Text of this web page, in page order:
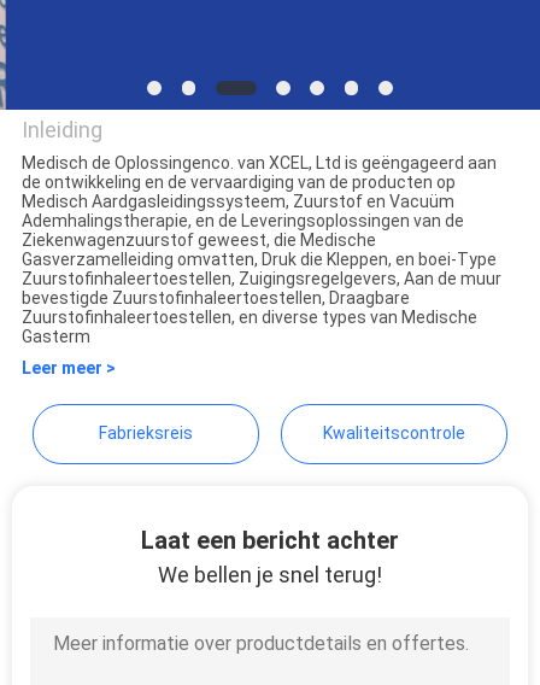
PRIVACY
POLICY
XCEL Medical Solutions Co.,
Ltd.
Inleiding
Medisch de Oplossingenco. van XCEL, Ltd is geëngageerd aan
de ontwikkeling en de vervaardiging van de producten op
Medisch Aardgasleidingssysteem, Zuurstof en Vacuüm
Ademhalingstherapie, en de Leveringsoplossingen van de
Ziekenwagenzuurstof geweest, die Medische
Gasverzamelleiding omvatten, Druk die Kleppen, en boei-Type
Zuurstofinhaleertoestellen, Zuigingsregelgevers, Aan de muur
bevestigde Zuurstofinhaleertoestellen, Draagbare
Zuurstofinhaleertoestellen, en diverse types van Medische
Gasterm
Leer meer >
Fabrieksreis Kwaliteitscontrole
Laat een bericht achter
We bellen je snel terug!